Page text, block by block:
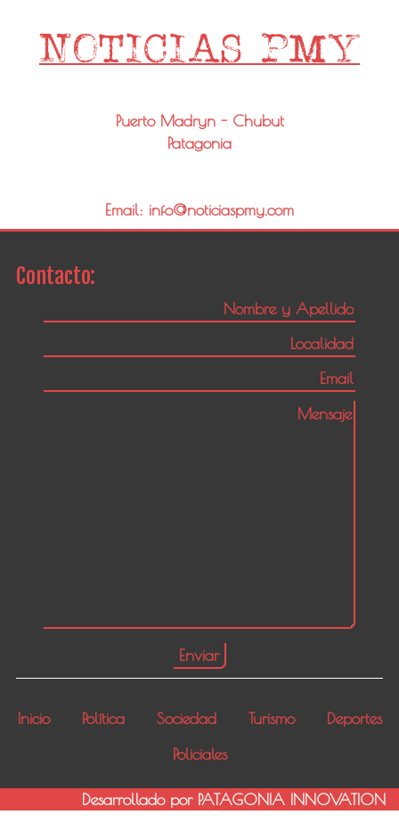
Puerto Madryn - Chubut
Patagonia
Email: info@noticiaspmy.com
Contacto:
Inicio Política Sociedad Turismo
Deportes
Policiales
Desarrollado por PATAGONIA INNOVATION